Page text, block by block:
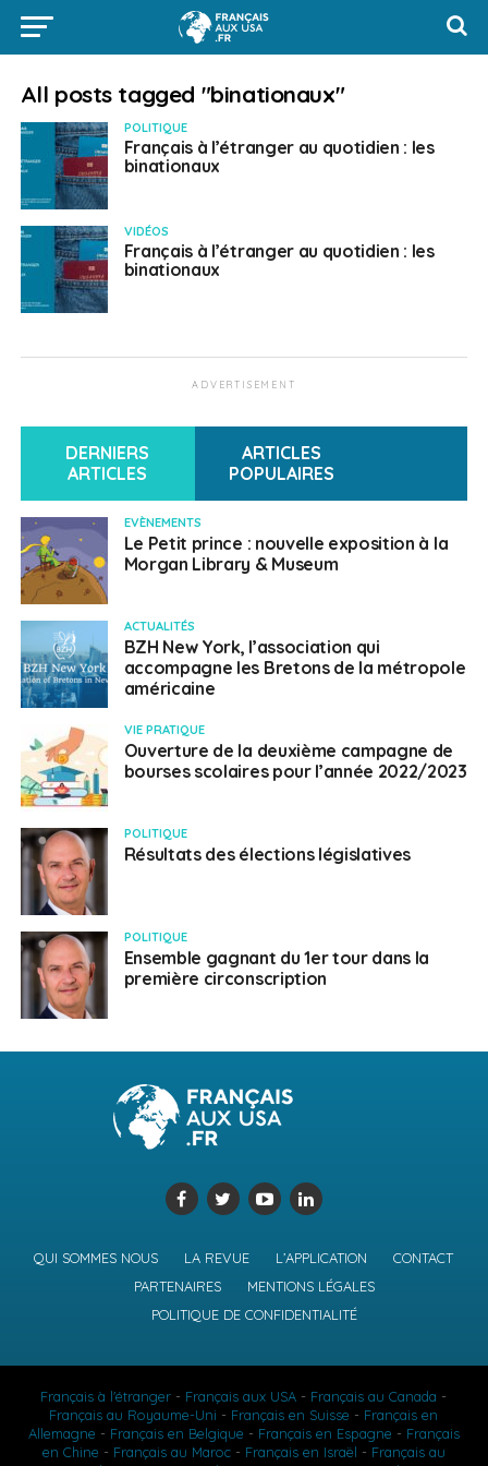
All posts tagged "binationaux"
POLITIQUE
Français à l’étranger au quotidien : les
binationaux
VIDÉOS
Français à l’étranger au quotidien : les
binationaux
ADVERTISEMENT
DERNIERS
ARTICLES
ARTICLES
POPULAIRES
EVÈNEMENTS
Le Petit prince : nouvelle exposition à la
Morgan Library & Museum
ACTUALITÉS
BZH New York, l’association qui
accompagne les Bretons de la métropole
américaine
VIE PRATIQUE
Ouverture de la deuxième campagne de
bourses scolaires pour l’année 2022/2023
POLITIQUE
Résultats des élections législatives
POLITIQUE
Ensemble gagnant du 1er tour dans la
première circonscription
QUI SOMMES NOUS LA REVUE L’APPLICATION
CONTACT
PARTENAIRES
MENTIONS LÉGALES
POLITIQUE DE CONFIDENTIALITÉ
Français à l'étranger - Français aux USA - Français au Canada -
Français au Royaume-Uni - Français en Suisse - Français en
Allemagne - Français en Belgique - Français en Espagne - Français
en Chine - Français au Maroc- Français en Israël - Français au